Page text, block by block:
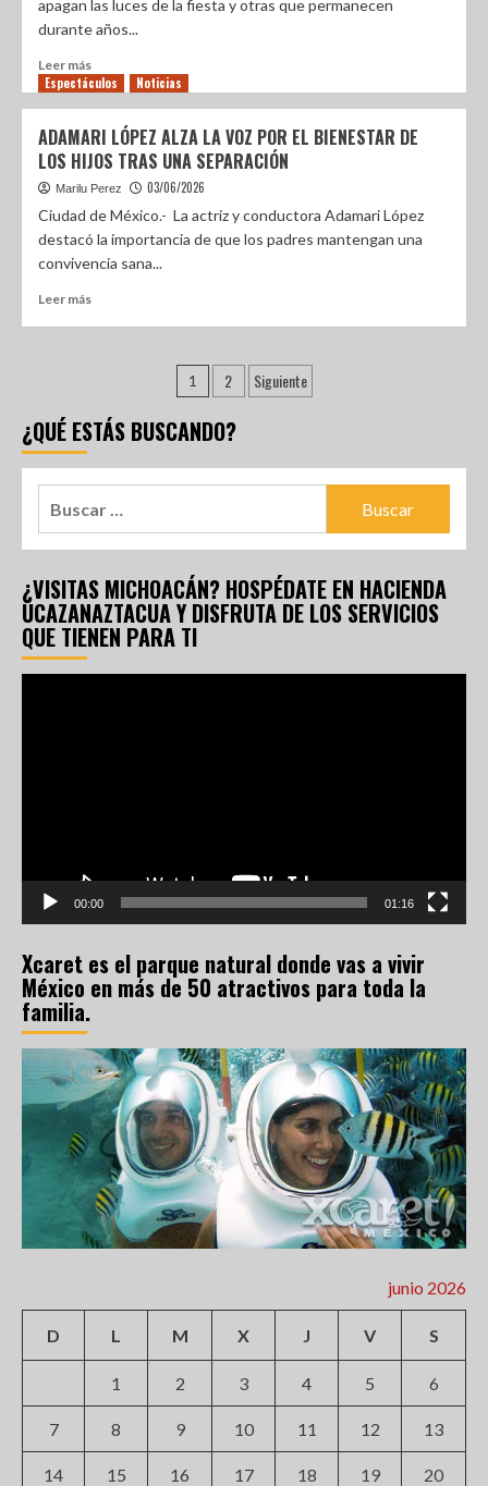
apagan las luces de la fiesta y otras que permanecen
durante años...
Leer más
Espectáculos Noticias
ADAMARI LÓPEZ ALZA LA VOZ POR EL BIENESTAR DE
LOS HIJOS TRAS UNA SEPARACIÓN
Marilu Perez 03/06/2026
Ciudad de México.- La actriz y conductora Adamari López
destacó la importancia de que los padres mantengan una
convivencia sana...
Leer más
1 2 Siguiente
¿QUÉ ESTÁS BUSCANDO?
¿VISITAS MICHOACÁN? HOSPÉDATE EN HACIENDA
UCAZANAZTACUA Y DISFRUTA DE LOS SERVICIOS
QUE TIENEN PARA TI
00:00 01:16
Xcaret es el parque natural donde vas a vivir
México en más de 50 atractivos para toda la
familia.
junio 2026
D L M X J V S
1 2 3 4 5 6
7 8 9 10 11 12 13
14 15 16 17 18 19 20